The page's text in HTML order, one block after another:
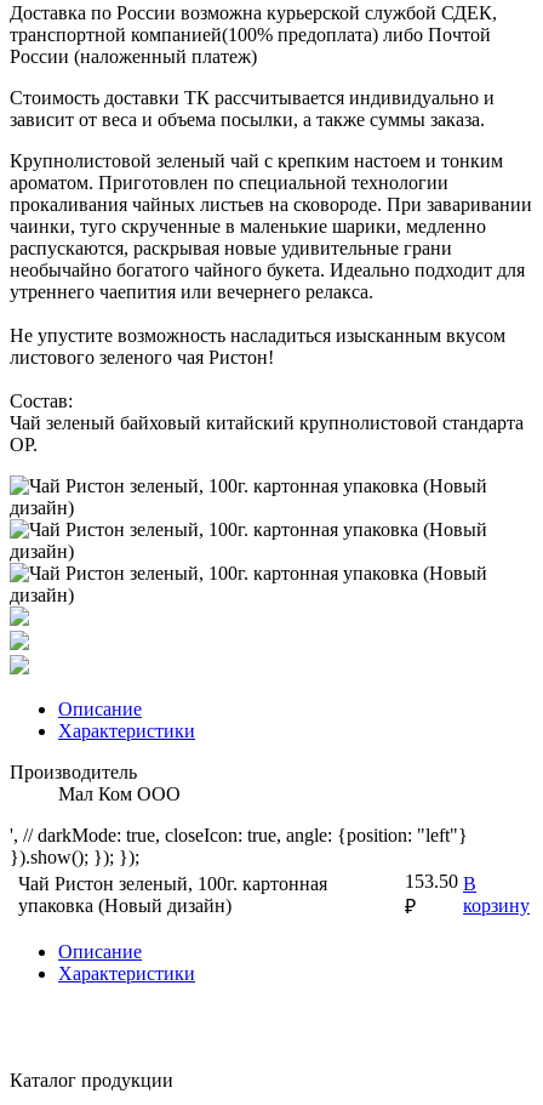
Доставка по России возможна курьерской службой СДЕК,
транспортной компанией(100% предоплата) либо Почтой
России (наложенный платеж)
Стоимость доставки ТК рассчитывается индивидуально и
зависит от веса и объема посылки, а также суммы заказа.
Крупнолистовой зеленый чай с крепким настоем и тонким
ароматом. Приготовлен по специальной технологии
прокаливания чайных листьев на сковороде. При заваривании
чаинки, туго скрученные в маленькие шарики, медленно
распускаются, раскрывая новые удивительные грани
необычайно богатого чайного букета. Идеально подходит для
утреннего чаепития или вечернего релакса.
Не упустите возможность насладиться изысканным вкусом
листового зеленого чая Ристон!
Состав:
Чай зеленый байховый китайский крупнолистовой стандарта
OP.
Описание
Характеристики
Производитель
Мал Ком ООО
', // darkMode: true, closeIcon: true, angle: {position: "left"}
}).show(); }); });
Чай Ристон зеленый, 100г. картонная
упаковка (Новый дизайн)
153.50
₽
В
корзину
Описание
Характеристики
Каталог продукции